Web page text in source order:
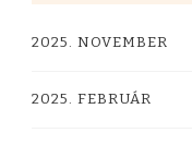
2025. NOVEMBER
2025. FEBRUÁR